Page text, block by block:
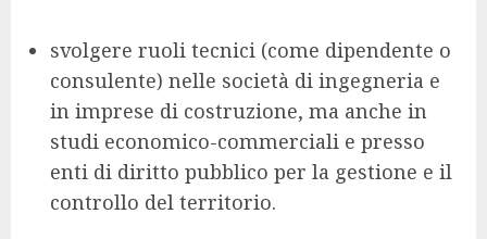
svolgere ruoli tecnici (come dipendente o
consulente) nelle società di ingegneria e
in imprese di costruzione, ma anche in
studi economico-commerciali e presso
enti di diritto pubblico per la gestione e il
controllo del territorio.